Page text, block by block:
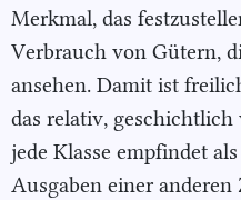
Merkmal, das
Verbrauch von Gütern,
ansehen. Damit ist
das relativ, geschichtlich
jede Klasse empfindet
Ausgaben einer anderen